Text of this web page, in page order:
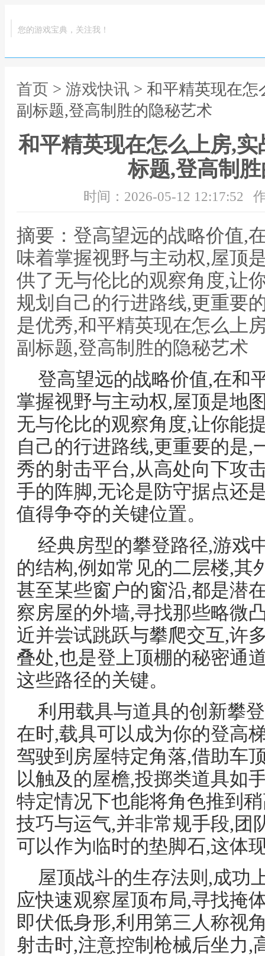
您的游戏宝典，关注我！
首页 > 游戏快讯 > 和平精英现在
副标题,登高制胜的隐秘艺术
和平精英现在怎么上房,
标题,登高制
时间：2026-05-12 12:17:52
摘要：登高望远的战略价值,
味着掌握视野与主动权,屋顶
供了无与伦比的观察角度,让
规划自己的行进路线,更重要
是优秀,和平精英现在怎么上
副标题,登高制胜的隐秘艺术
登高望远的战略价值,在和
掌握视野与主动权,屋顶是地
无与伦比的观察角度,让你能
自己的行进路线,更重要的是,
秀的射击平台,从高处向下攻
手的阵脚,无论是防守据点还
值得争夺的关键位置。
经典房型的攀登路径,游戏
的结构,例如常见的二层楼,其
甚至某些窗户的窗沿,都是潜
察房屋的外墙,寻找那些略微
近并尝试跳跃与攀爬交互,许
叠处,也是登上顶棚的秘密通
这些路径的关键。
利用载具与道具的创新攀
在时,载具可以成为你的登高
驾驶到房屋特定角落,借助车
以触及的屋檐,投掷类道具如
特定情况下也能将角色推到
技巧与运气,并非常规手段,团
可以作为临时的垫脚石,这体
屋顶战斗的生存法则,成功
应快速观察屋顶布局,寻找掩
即伏低身形,利用第三人称视
射击时,注意控制枪械后坐力,